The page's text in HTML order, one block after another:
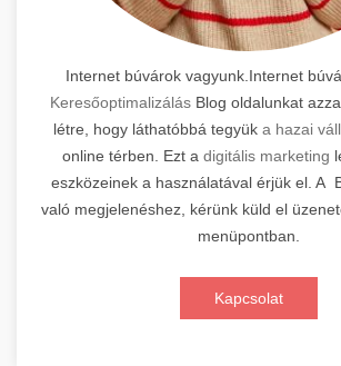
Internet búvárok vagyunk.Internet
KeresőoptimalizálásBlog oldalunkat
létre, hogy láthatóbbá tegyük a hazai
online térben. Ezt a digitális marketing
eszközeinek a használatával érjük el. A
való megjelenéshez, kérünk küld el
menüpontban.
Kapcsolat